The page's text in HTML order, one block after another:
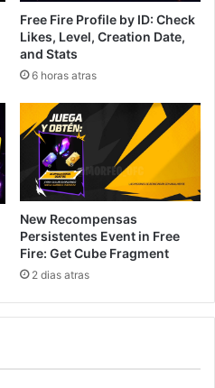
Free Fire Profile by ID: Check
Likes, Level, Creation Date,
and Stats
6 horas atras
New Recompensas
Persistentes Event in Free
Fire: Get Cube Fragment
2 dias atras